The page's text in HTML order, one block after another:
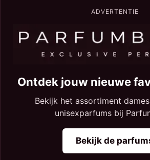
ADVERTENTIE
Ontdek jouw nieuwe
Bekijk het assortiment
unisexparfums bij
Bekijk de